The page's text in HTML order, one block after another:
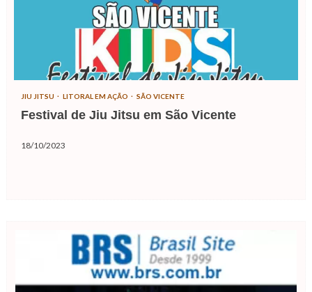
JIU JITSU LITORAL EM AÇÃO SÃO VICENTE
Festival de Jiu Jitsu em São Vicente
18/10/2023